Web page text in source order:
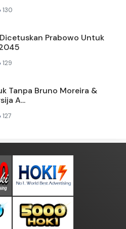
130
Prabowo Untuk
129
Tanpa Bruno Moreira &
A...
127